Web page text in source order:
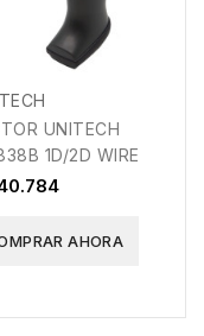
UNITECH
1D/2D WIRE
AHORA